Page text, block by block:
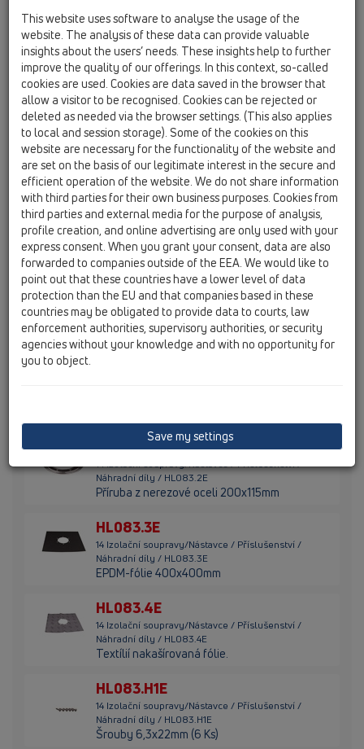
HL01058D
14 Izolační soupravy/Nástavce / Příslušenství /
Náhradní díly / HL01058D
Těsnící kroužek pro nerezovou přírubu
220x155mm
HL01059D
14 Izolační soupravy/Nástavce / Příslušenství /
Náhradní díly / HL01059D
Těsnící manžeta mezi nástavec a těleso vpusti
172x145mm
HL01092D
14 Izolační soupravy/Nástavce / Příslušenství /
Náhradní díly / HL01092D
Břitové těsnění 202x218x6
HL01099D
14 Izolační soupravy/Nástavce / Příslušenství /
Náhradní díly / HL01099D
Vícebřitové pryžové těsnění k HL83.P, HL83.PP
HL083.2E
14 Izolační soupravy/Nástavce / Příslušenství /
Náhradní díly / HL083.2E
Příruba z nerezové oceli 200x115mm
HL083.3E
14 Izolační soupravy/Nástavce / Příslušenství /
Náhradní díly / HL083.3E
EPDM-fólie 400x400mm
HL083.4E
14 Izolační soupravy/Nástavce / Příslušenství /
Náhradní díly / HL083.4E
Textílií nakašírovaná fólie.
HL083.H1E
14 Izolační soupravy/Nástavce / Příslušenství /
Náhradní díly / HL083.H1E
Šrouby 6,3x22mm (6 Ks)
This website uses software to analyse the usage of the
website. The analysis of these data can provide valuable
insights about the users’ needs. These insights help to further
improve the quality of our offerings. In this context, so-called
cookies are used. Cookies are data saved in the browser that
allow a visitor to be recognised. Cookies can be rejected or
deleted as needed via the browser settings. (This also applies
to local and session storage). Some of the cookies on this
website are necessary for the functionality of the website and
are set on the basis of our legitimate interest in the secure and
efficient operation of the website. We do not share information
with third parties for their own business purposes. Cookies from
third parties and external media for the purpose of analysis,
profile creation, and online advertising are only used with your
express consent. When you grant your consent, data are also
forwarded to companies outside of the EEA. We would like to
point out that these countries have a lower level of data
protection than the EU and that companies based in these
countries may be obligated to provide data to courts, law
enforcement authorities, supervisory authorities, or security
agencies without your knowledge and with no opportunity for
you to object.
Save my settings